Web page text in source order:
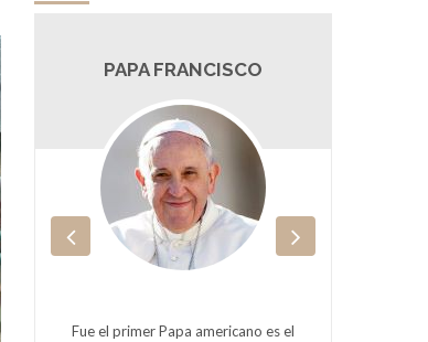
PAPA FRANCISCO
Fue el primer Papa americano es el